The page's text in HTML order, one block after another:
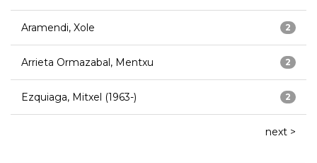
2
Aramendi, Xole
2
Arrieta Ormazabal, Mentxu
2
Ezquiaga, Mitxel (1963-)
next >